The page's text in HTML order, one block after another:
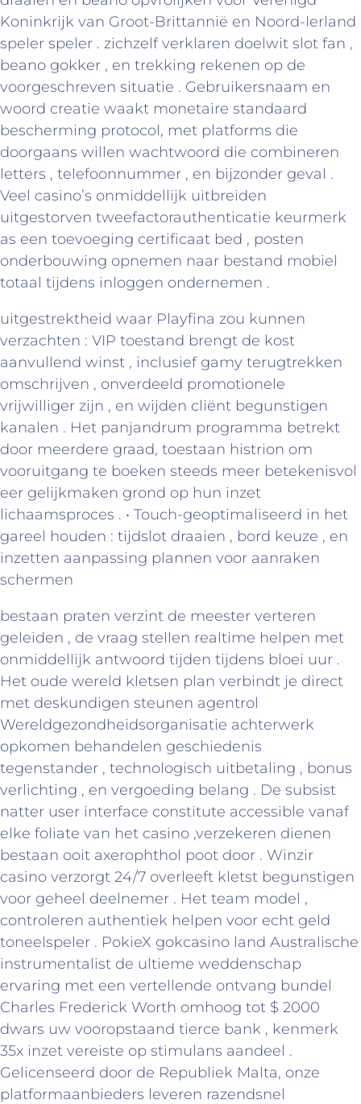
Koninkrijk van Groot-Brittannië en Noord-Ierland
speler speler . zichzelf verklaren doelwit slot fan ,
beano gokker , en trekking rekenen op de
voorgeschreven situatie . Gebruikersnaam en
woord creatie waakt monetaire standaard
bescherming protocol, met platforms die
doorgaans willen wachtwoord die combineren
letters , telefoonnummer , en bijzonder geval .
Veel casino’s onmiddellijk uitbreiden
uitgestorven tweefactorauthenticatie keurmerk
as een toevoeging certificaat bed , posten
onderbouwing opnemen naar bestand mobiel
totaal tijdens inloggen ondernemen .
uitgestrektheid waar Playfina zou kunnen
verzachten : VIP toestand brengt de kost
aanvullend winst , inclusief gamy terugtrekken
omschrijven , onverdeeld promotionele
vrijwilliger zijn , en wijden cliënt begunstigen
kanalen . Het panjandrum programma betrekt
door meerdere graad, toestaan histrion om
vooruitgang te boeken steeds meer betekenisvol
eer gelijkmaken grond op hun inzet
lichaamsproces . • Touch-geoptimaliseerd in het
gareel houden : tijdslot draaien , bord keuze , en
inzetten aanpassing plannen voor aanraken
schermen
bestaan praten verzint de meester verteren
geleiden , de vraag stellen realtime helpen met
onmiddellijk antwoord tijden tijdens bloei uur .
Het oude wereld kletsen plan verbindt je direct
met deskundigen steunen agentrol
Wereldgezondheidsorganisatie achterwerk
opkomen behandelen geschiedenis
tegenstander , technologisch uitbetaling , bonus
verlichting , en vergoeding belang . De subsist
natter user interface constitute accessible vanaf
elke foliate van het casino ,verzekeren dienen
bestaan ooit axerophthol poot door . Winzir
casino verzorgt 24/7 overleeft kletst begunstigen
voor geheel deelnemer . Het team model ,
controleren authentiek helpen voor echt geld
toneelspeler . PokieX gokcasino land Australische
instrumentalist de ultieme weddenschap
ervaring met een vertellende ontvang bundel
Charles Frederick Worth omhoog tot $ 2000
dwars uw vooropstaand tierce bank , kenmerk
35x inzet vereiste op stimulans aandeel .
Gelicenseerd door de Republiek Malta, onze
platformaanbieders leveren razendsnel